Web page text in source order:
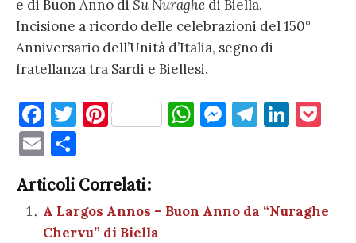
e di Buon Anno di Su Nuraghe di Biella.
Incisione a ricordo delle celebrazioni del 150°
Anniversario dell’Unità d’Italia, segno di
fratellanza tra Sardi e Biellesi.
F
a
c
e
b
T
te
r
Pi
es
t
W
A
M
g
T
a
Li
dI et
E
m
ai
l
n
di
Articoli Correlati:
A Largos Annos – Buon Anno da “Nuraghe
Chervu” di Biella